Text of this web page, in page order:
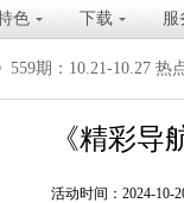
色 下载 服
559期：10.21-10.27 热
《精彩导
活动时间：2024-10-